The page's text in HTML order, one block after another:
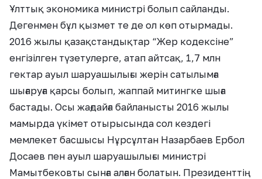
Ұлттық экономика министрі болып сайланды.
Дегенмен бұл қызмет те де ол көп отырмады.
2016 жылы қазақстандықтар “Жер кодексіне”
енгізілген түзетулерге, атап айтсақ, 1,7 млн
гектар ауыл шаруашылығы жерін сатылымға
шығаруға қарсы болып, жаппай митингке шыға
бастады. Осы жағдайға байланысты 2016 жылы
мамырда үкімет отырысында сол кездегі
мемлекет басшысы Нұрсұлтан Назарбаев Ербол
Досаев пен ауыл шаруашылығы министрі
Мамытбековты сынға алған болатын. Президенттің